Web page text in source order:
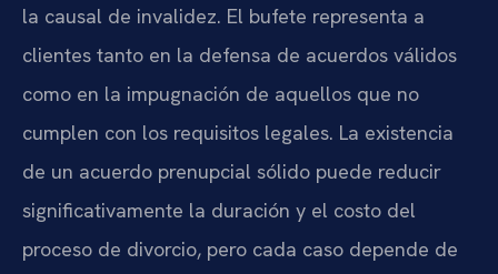
la causal de invalidez. El bufete representa a
clientes tanto en la defensa de acuerdos válidos
como en la impugnación de aquellos que no
cumplen con los requisitos legales. La existencia
de un acuerdo prenupcial sólido puede reducir
significativamente la duración y el costo del
proceso de divorcio, pero cada caso depende de